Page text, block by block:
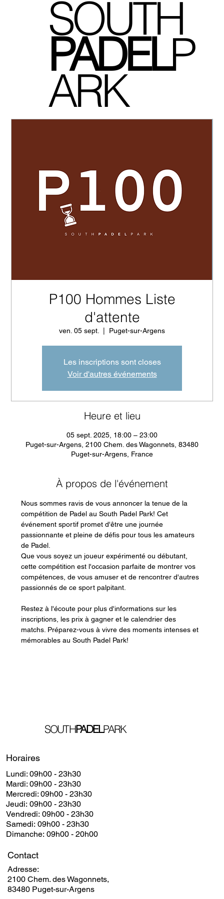
SOUTH
PADELP
ARK
P100 Hommes Liste
d'attente
ven. 05 sept. Puget-sur-Argens
Les inscriptions sont closes
Voir d'autres événements
Heure et lieu
05 sept. 2025, 18:00 – 23:00
Puget-sur-Argens, 2100 Chem. des Wagonnets, 83480
Puget-sur-Argens, France
À propos de l'événement
Nous sommes ravis de vous annoncer la tenue de la
compétition de Padel au South Padel Park! Cet
événement sportif promet d'être une journée
passionnante et pleine de défis pour tous les amateurs
de Padel.
Que vous soyez un joueur expérimenté ou débutant,
cette compétition est l'occasion parfaite de montrer vos
compétences, de vous amuser et de rencontrer d'autres
passionnés de ce sport palpitant.
Restez à l'écoute pour plus d'informations sur les
inscriptions, les prix à gagner et le calendrier des
matchs. Préparez-vous à vivre des moments intenses et
mémorables au South Padel Park!
SOUTHPADELPARK
Horaires
Lundi: 09h00 - 23h30
​​Mardi: 09h00 - 23h30
​Mercredi: 09h00 - 23h30
Jeudi: 09h00 - 23h30
Vendredi: 09h00 - 23h30
Samedi: 09h00 - 23h30
Dimanche: 09h00 - 20h00
Contact
Adresse:
2100 Chem. des Wagonnets,
83480 Puget-sur-Argens